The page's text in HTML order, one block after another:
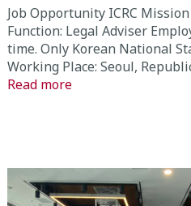
Job Opportunity ICRC
Function: Legal Adviser
time. Only Korean National
Working Place: Seoul,
Read more